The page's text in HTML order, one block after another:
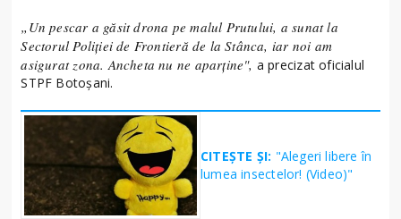
„Un pescar a găsit drona pe malul Prutului, a sunat la
Sectorul Poliţiei de Frontieră de la Stânca, iar noi am
asigurat zona. Ancheta nu ne aparţine", a precizat oficialul
STPF Botoşani.
CITEȘTE ȘI: "Alegeri libere în
lumea insectelor! (Video)"